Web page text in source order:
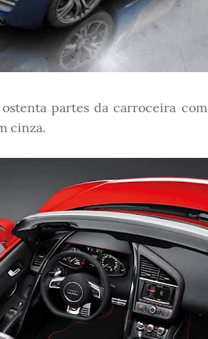
partes da carroceira
cinza.